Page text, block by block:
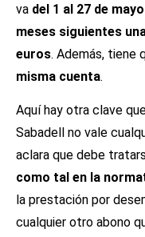
va del 1 al 27 de
meses siguientes
euros. Además, tiene
misma cuenta.
Aquí hay otra clave
Sabadell no vale
aclara que debe
como tal en la
la prestación por
cualquier otro abono